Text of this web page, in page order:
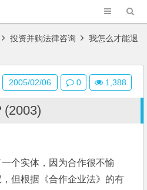
投资并购法律咨询 我怎么才能退
(2003)
个实体，因为合作很不愉
但根据《合作企业法》的有
2005/02/06 0 1,388